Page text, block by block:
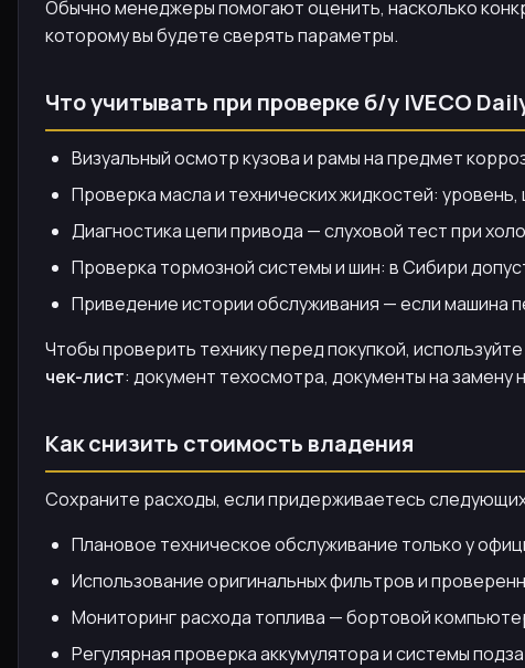
Обычно менеджеры помогают оценить, насколько
которому вы будете сверять параметры.
Что учитывать при проверке б/у IVECO
Визуальный осмотр кузова и рамы на предмет
Проверка масла и технических жидкостей:
Диагностика цепи привода — слуховой тест при
Проверка тормозной системы и шин: в Сибири
Приведение истории обслуживания — если машина
Чтобы проверить технику перед покупкой,
чек-лист: документ техосмотра, документы на замену
Как снизить стоимость владения
Сохраните расходы, если придерживаетесь
Плановое техническое обслуживание только у
Использование оригинальных фильтров и
Мониторинг расхода топлива — бортовой
Регулярная проверка аккумулятора и системы